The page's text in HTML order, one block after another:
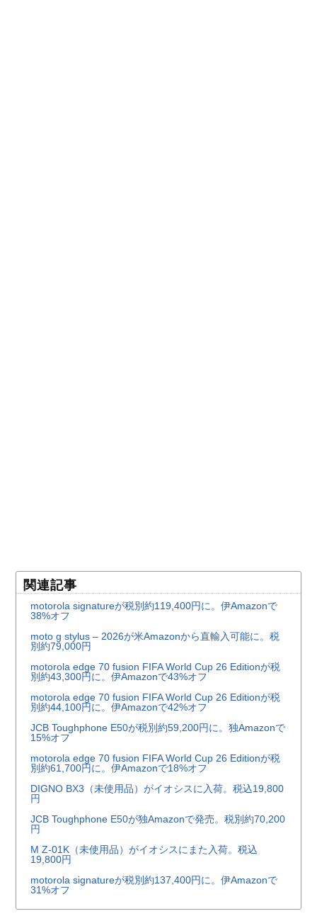
関連記事
motorola signatureが税別約119,400円に。伊Amazonで
38%オフ
moto g stylus – 2026が米Amazonから直輸入可能に。税
別約79,000円
motorola edge 70 fusion FIFA World Cup 26 Editionが税
別約43,300円に。伊Amazonで43%オフ
motorola edge 70 fusion FIFA World Cup 26 Editionが税
別約44,100円に。伊Amazonで42%オフ
JCB Toughphone E50が税別約59,200円に。独Amazonで
15%オフ
motorola edge 70 fusion FIFA World Cup 26 Editionが税
別約61,700円に。伊Amazonで18%オフ
DIGNO BX3（未使用品）がイオシスに入荷。税込19,800
円
JCB Toughphone E50が独Amazonで発売。税別約70,200
円
M Z-01K（未使用品）がイオシスにまた入荷。税込
19,800円
motorola signatureが税別約137,400円に。伊Amazonで
31%オフ